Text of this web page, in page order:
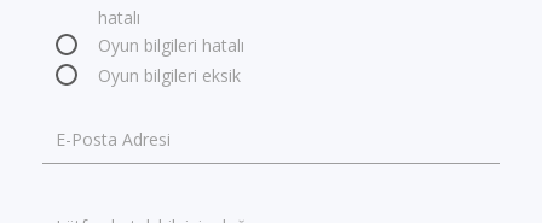
hatalı
Oyun bilgileri hatalı
Oyun bilgileri eksik
E-Posta Adresi